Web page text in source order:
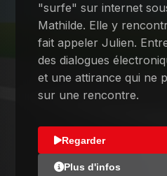
"surfe" sur internet
Mathilde. Elle y
fait appeler Julien.
des dialogues
et une attirance qui ne
sur une rencontre.
Regarder
Plus d'infos